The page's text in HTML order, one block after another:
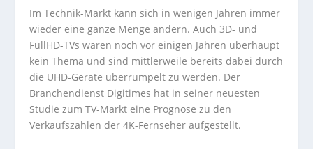
Im Technik-Markt kann sich in wenigen Jahren immer
wieder eine ganze Menge ändern. Auch 3D- und
FullHD-TVs waren noch vor einigen Jahren überhaupt
kein Thema und sind mittlerweile bereits dabei durch
die UHD-Geräte überrumpelt zu werden. Der
Branchendienst Digitimes hat in seiner neuesten
Studie zum TV-Markt eine Prognose zu den
Verkaufszahlen der 4K-Fernseher aufgestellt.